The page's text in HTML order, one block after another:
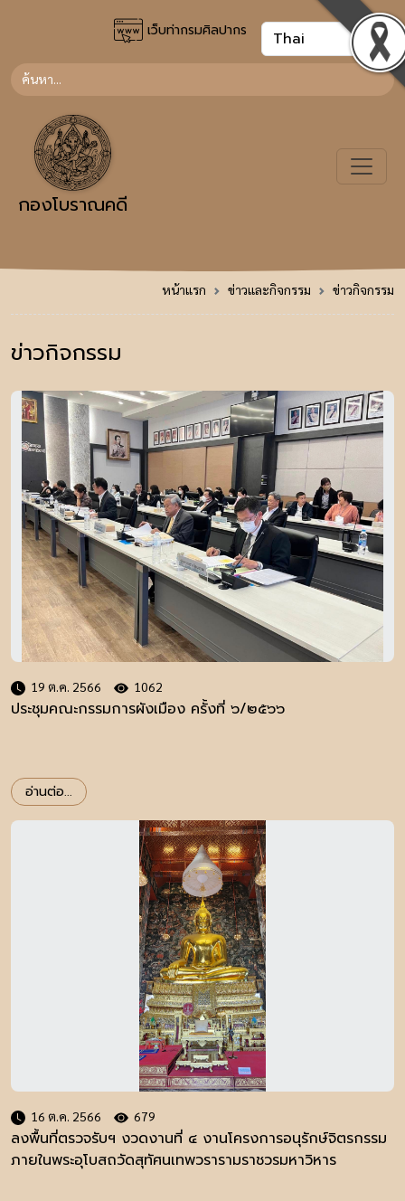
เว็บท่ากรมศิลปากร
กองโบราณคดี
หน้าแรก ข่าวและกิจกรรม ข่าวกิจกรรม
ข่าวกิจกรรม
19 ต.ค. 2566 1062
ประชุมคณะกรรมการผังเมือง ครั้งที่ ๖/๒๕๖๖
อ่านต่อ...
16 ต.ค. 2566 679
ลงพื้นที่ตรวจรับฯ งวดงานที่ ๔ งานโครงการอนุรักษ์จิตรกรรม
ภายในพระอุโบสถวัดสุทัศนเทพวรารามราชวรมหาวิหาร